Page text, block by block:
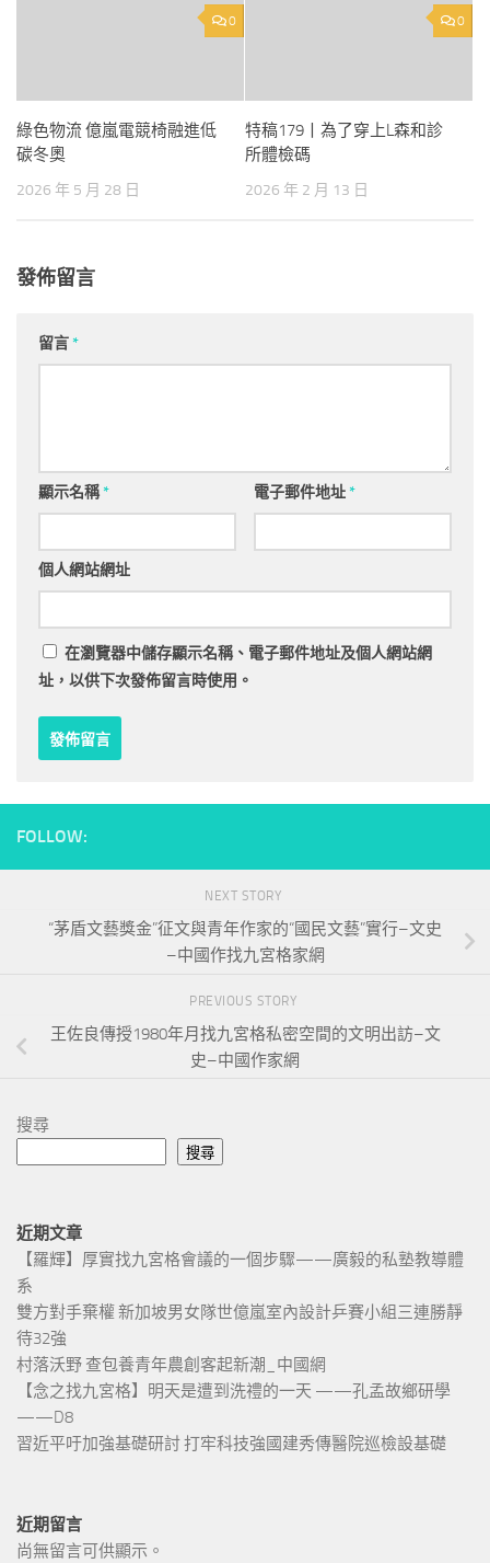
0
綠色物流 億嵐電競椅融進低
碳冬奧
2026 年 5 月 28 日
0
特稿179丨為了穿上L森和診
所體檢碼
2026 年 2 月 13 日
發佈留言
留言*
顯示名稱* 電子郵件地址*
個人網站網址
在瀏覽器中儲存顯示名稱、電子郵件地址及個人網站網
址，以供下次發佈留言時使用。
FOLLOW:
NEXT STORY
“茅盾文藝獎金”征文與青年作家的“國民文藝”實行–文史
–中國作找九宮格家網
PREVIOUS STORY
王佐良傳授1980年月找九宮格私密空間的文明出訪–文
史–中國作家網
搜尋
搜尋
近期文章
【羅輝】厚實找九宮格會議的一個步驟——廣毅的私塾教導體
系
雙方對手棄權 新加坡男女隊世億嵐室內設計乒賽小組三連勝靜
待32強
村落沃野 查包養青年農創客起新潮_中國網
【念之找九宮格】明天是遭到洗禮的一天 ——孔孟故鄉研學
——D8
習近平吁加強基礎研討 打牢科技強國建秀傳醫院巡檢設基礎
近期留言
尚無留言可供顯示。